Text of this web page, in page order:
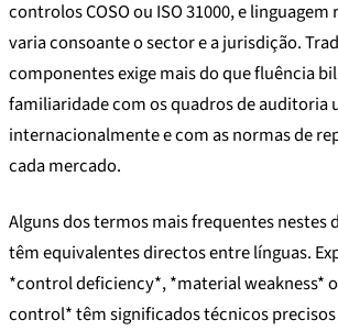
controlos COSO ou ISO 31000, e
varia consoante o sector e a jurisdição.
componentes exige mais do que fluência
familiaridade com os quadros de auditoria
internacionalmente e com as normas de
cada mercado.
Alguns dos termos mais frequentes nestes
têm equivalentes directos entre línguas.
*control deficiency*, *material weakness*
control* têm significados técnicos